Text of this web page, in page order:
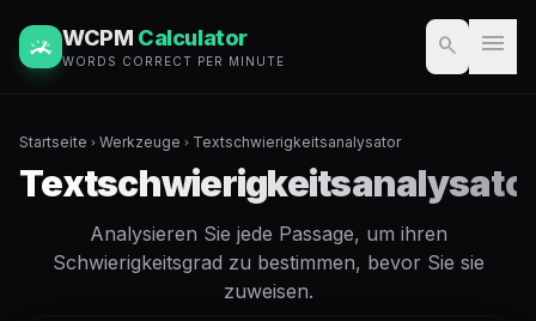
WCPM Calculator
WORDS CORRECT PER MINUTE
search menu
Startseite chevron_right Werkzeuge chevron_right Textschwierigkeitsanalysator
Analysieren Sie jede Passage, um ihren
Schwierigkeitsgrad zu bestimmen, bevor Sie sie
zuweisen.